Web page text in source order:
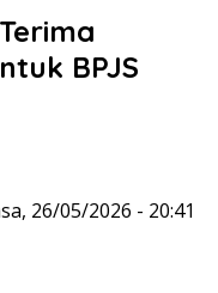
BPJS
26/05/2026 - 20:41